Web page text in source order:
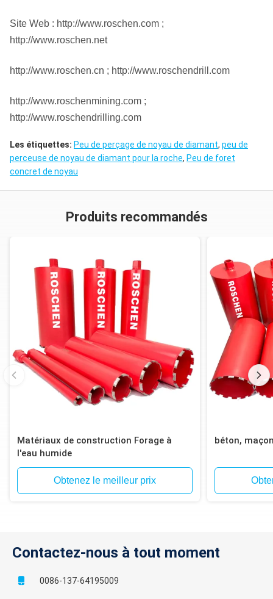
Site Web : http://www.roschen.com ;
http://www.roschen.net
http://www.roschen.cn ; http://www.roschendrill.com
http://www.roschenmining.com ;
http://www.roschendrilling.com
Les étiquettes: Peu de perçage de noyau de diamant, peu de
perceuse de noyau de diamant pour la roche, Peu de foret
concret de noyau
Produits recommandés
Matériaux de construction Forage à
l'eau humide
Obtenez le meilleur prix
béton,
Contactez-nous à tout moment
0086-137-64195009